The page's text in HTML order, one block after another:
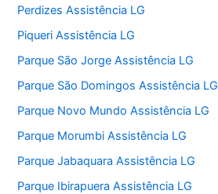
Perdizes Assistência LG
Piqueri Assistência LG
Parque São Jorge Assistência LG
Parque São Domingos Assistência LG
Parque Novo Mundo Assistência LG
Parque Morumbi Assistência LG
Parque Jabaquara Assistência LG
Parque Ibirapuera Assistência LG